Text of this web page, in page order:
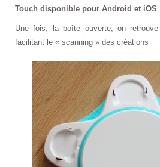
Touch disponible pour Android et iOS.
Une fois, la boîte ouverte, on
facilitant le « scanning » des créations